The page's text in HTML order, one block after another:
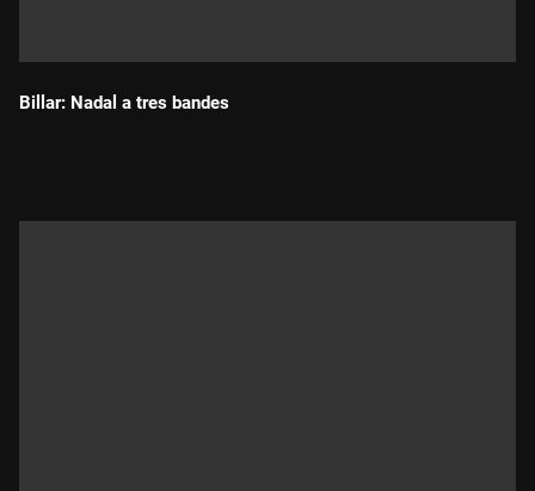
Billar: Nadal a tres bandes